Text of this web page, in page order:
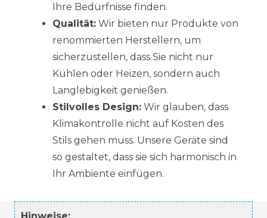
Ihre Bedürfnisse finden.
Qualität: Wir bieten nur Produkte von
renommierten Herstellern, um
sicherzustellen, dass Sie nicht nur
Kühlen oder Heizen, sondern auch
Langlebigkeit genießen.
Stilvolles Design: Wir glauben, dass
Klimakontrolle nicht auf Kosten des
Stils gehen muss. Unsere Geräte sind
so gestaltet, dass sie sich harmonisch in
Ihr Ambiente einfügen.
Hinweise: